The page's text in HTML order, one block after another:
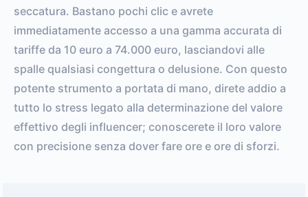
seccatura. Bastano pochi clic e avrete
immediatamente accesso a una gamma accurata di
tariffe da 10 euro a 74.000 euro, lasciandovi alle
spalle qualsiasi congettura o delusione. Con questo
potente strumento a portata di mano, direte addio a
tutto lo stress legato alla determinazione del valore
effettivo degli influencer; conoscerete il loro valore
con precisione senza dover fare ore e ore di sforzi.